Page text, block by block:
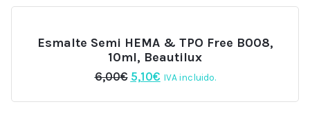
Esmalte Semi HEMA & TPO Free B008,
10ml, Beautilux
6,00€ El
original
5,10€El
actual
IVA incluido.